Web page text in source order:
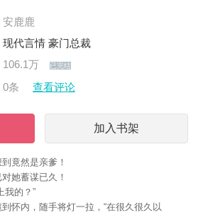
安鹿鹿
现代言情 豪门总裁
106.1万 已完结
0条 查看评论
加入书架
竟然是亲爹！
她蓄谋已久！
我的？”
怀内，随手将灯一拉，“在很久很久以